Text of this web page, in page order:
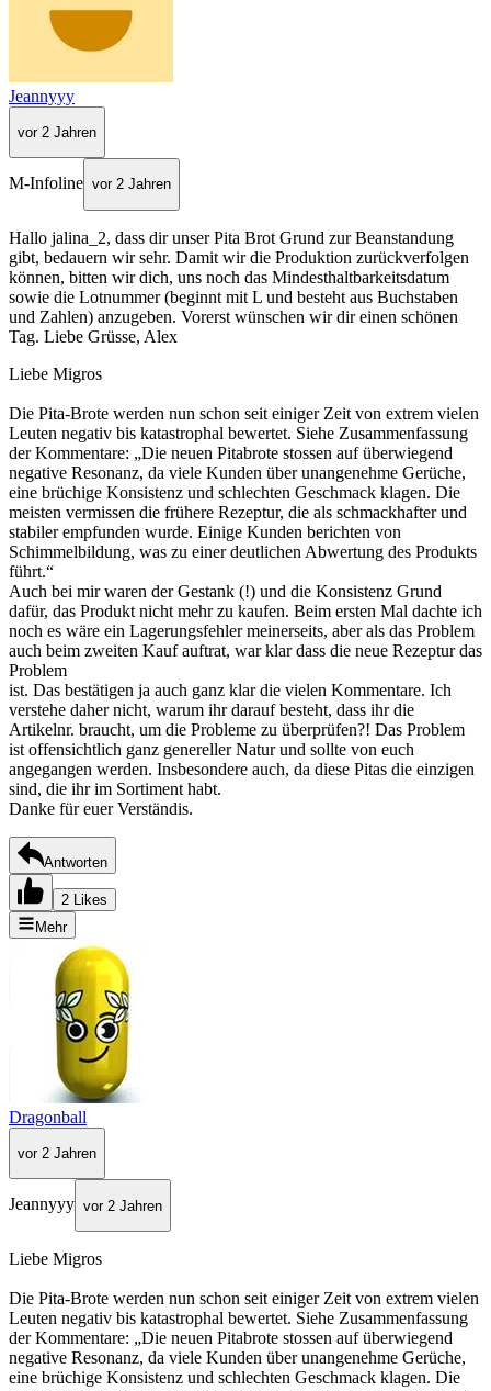
Jeannyyy
vor 2 Jahren
M-Infoline vor 2 Jahren
Hallo jalina_2, dass dir unser Pita Brot Grund zur Beanstandung
gibt, bedauern wir sehr. Damit wir die Produktion zurückverfolgen
können, bitten wir dich, uns noch das Mindesthaltbarkeitsdatum
sowie die Lotnummer (beginnt mit L und besteht aus Buchstaben
und Zahlen) anzugeben. Vorerst wünschen wir dir einen schönen
Tag. Liebe Grüsse, Alex
Liebe Migros
Die Pita-Brote werden nun schon seit einiger Zeit von extrem vielen
Leuten negativ bis katastrophal bewertet. Siehe Zusammenfassung
der Kommentare: „Die neuen Pitabrote stossen auf überwiegend
negative Resonanz, da viele Kunden über unangenehme Gerüche,
eine brüchige Konsistenz und schlechten Geschmack klagen. Die
meisten vermissen die frühere Rezeptur, die als schmackhafter und
stabiler empfunden wurde. Einige Kunden berichten von
Schimmelbildung, was zu einer deutlichen Abwertung des Produkts
führt.“
Auch bei mir waren der Gestank (!) und die Konsistenz Grund
dafür, das Produkt nicht mehr zu kaufen. Beim ersten Mal dachte ich
noch es wäre ein Lagerungsfehler meinerseits, aber als das Problem
auch beim zweiten Kauf auftrat, war klar dass die neue Rezeptur das
Problem
ist. Das bestätigen ja auch ganz klar die vielen Kommentare. Ich
verstehe daher nicht, warum ihr darauf besteht, dass ihr die
Artikelnr. braucht, um die Probleme zu überprüfen?! Das Problem
ist offensichtlich ganz genereller Natur und sollte von euch
angegangen werden. Insbesondere auch, da diese Pitas die einzigen
sind, die ihr im Sortiment habt.
Danke für euer Verständis.
Antworten
2 Likes
Mehr
Dragonball
vor 2 Jahren
Jeannyyy vor 2 Jahren
Liebe Migros
Die Pita-Brote werden nun schon seit einiger Zeit von extrem vielen
Leuten negativ bis katastrophal bewertet. Siehe Zusammenfassung
der Kommentare: „Die neuen Pitabrote stossen auf überwiegend
negative Resonanz, da viele Kunden über unangenehme Gerüche,
eine brüchige Konsistenz und schlechten Geschmack klagen. Die